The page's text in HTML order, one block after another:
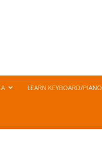
LEARN KEYBOARD/PIANO